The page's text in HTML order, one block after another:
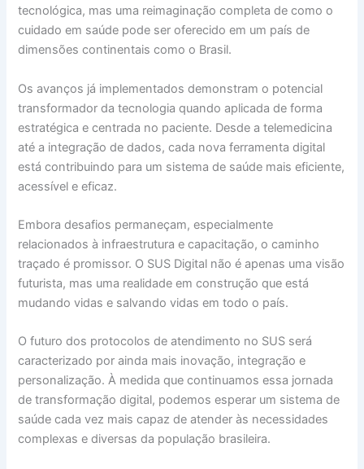
tecnológica, mas uma reimaginação completa de como o
cuidado em saúde pode ser oferecido em um país de
dimensões continentais como o Brasil.
Os avanços já implementados demonstram o potencial
transformador da tecnologia quando aplicada de forma
estratégica e centrada no paciente. Desde a telemedicina
até a integração de dados, cada nova ferramenta digital
está contribuindo para um sistema de saúde mais eficiente,
acessível e eficaz.
Embora desafios permaneçam, especialmente
relacionados à infraestrutura e capacitação, o caminho
traçado é promissor. O SUS Digital não é apenas uma visão
futurista, mas uma realidade em construção que está
mudando vidas e salvando vidas em todo o país.
O futuro dos protocolos de atendimento no SUS será
caracterizado por ainda mais inovação, integração e
personalização. À medida que continuamos essa jornada
de transformação digital, podemos esperar um sistema de
saúde cada vez mais capaz de atender às necessidades
complexas e diversas da população brasileira.